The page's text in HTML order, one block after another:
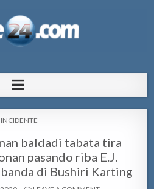
Aruba
POSTED
INCIDENTE
baldadi tabata tira
pasando riba E.J.
di Bushiri Karting